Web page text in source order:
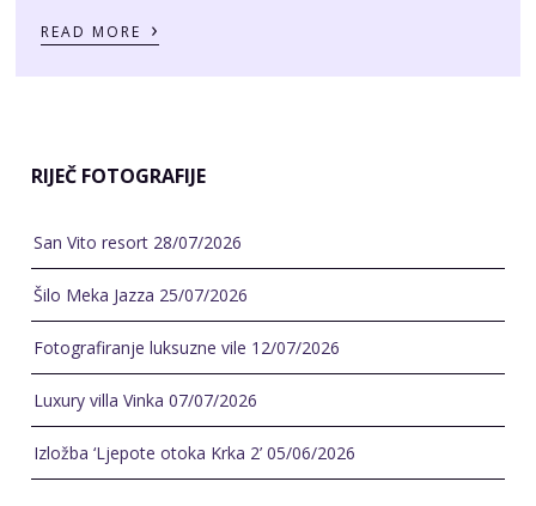
READ MORE ›
RIJEČ FOTOGRAFIJE
San Vito resort 28/07/2026
Šilo Meka Jazza 25/07/2026
Fotografiranje luksuzne vile 12/07/2026
Luxury villa Vinka 07/07/2026
Izložba ‘Ljepote otoka Krka 2’ 05/06/2026